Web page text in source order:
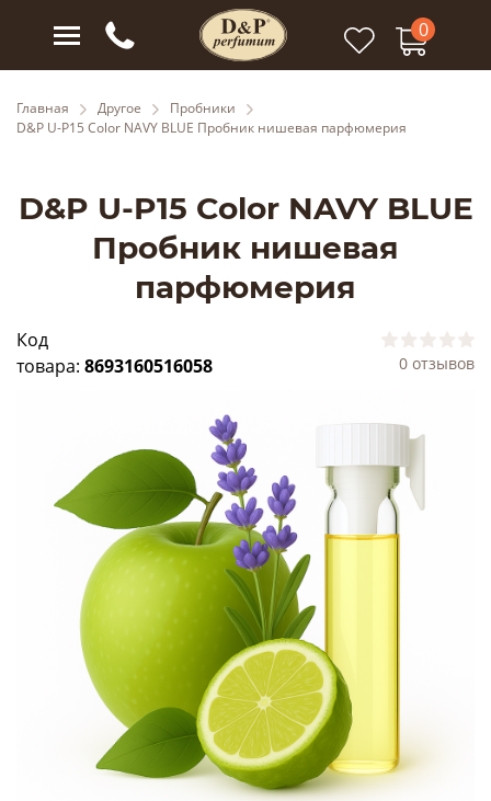
0
Главная Другое
Пробники
D&P U-P15 Color NAVY BLUE Пробник нишевая парфюмерия
D&P U-P15 Color NAVY BLUE
Пробник нишевая
парфюмерия
Код
товара: 8693160516058 0 отзывов